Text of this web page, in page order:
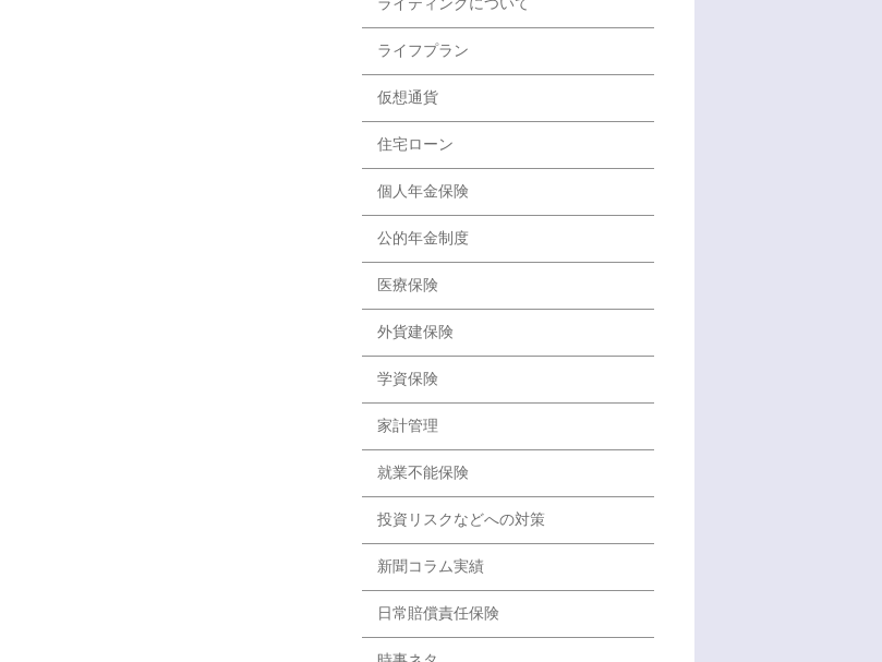
ライティングについて
ライフプラン
仮想通貨
住宅ローン
個人年金保険
公的年金制度
医療保険
外貨建保険
学資保険
家計管理
就業不能保険
投資リスクなどへの対策
新聞コラム実績
日常賠償責任保険